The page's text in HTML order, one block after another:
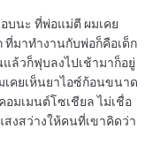
บนะ ที่พ่อแม่ตี ผมเคย
ที่มาทำงานกับพ่อก็คือเด็ก
ล้วก็ฟุบลงไปเช้ามาก็อยู่
เคยเห็นยาไอซ์ก้อนขนาด
มเมนต์โซเชียล ไม่เชื่อ
สงสว่างให้คนที่เขาคิดว่า